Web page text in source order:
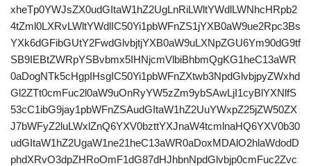
xheTp0YWJsZX0udGItaW1hZ2UgLnRiLWltYWdlLWNhcHRpb2
4tZml0LXRvLWltYWdlIC50Yi1pbWFnZS1jYXB0aW9ue2Rpc3Bs
YXk6dGFibGUtY2FwdGlvbjtjYXB0aW9uLXNpZGU6Ym90dG9tf
SB9IEBtZWRpYSBvbmx5IHNjcmVlbiBhbmQgKG1heC13aWR
0aDogNTk5cHgpIHsgIC50Yi1pbWFnZXtwb3NpdGlvbjpyZWxhd
Gl2ZTt0cmFuc2l0aW9uOnRyYW5zZm9ybSAwLjI1cyBlYXNlfS
53cC1ibG9jay1pbWFnZSAudGItaW1hZ2UuYWxpZ25jZW50ZX
J7bWFyZ2luLWxlZnQ6YXV0bzttYXJnaW4tcmlnaHQ6YXV0b30
udGItaW1hZ2UgaW1ne21heC13aWR0aDoxMDAlO2hlaWdodD
phdXRvO3dpZHRoOmF1dG87dHJhbnNpdGlvbjp0cmFuc2Zvc